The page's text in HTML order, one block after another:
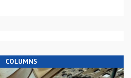
COLUMNS